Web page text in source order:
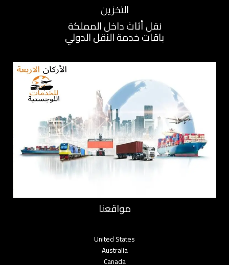
التخزين
نقل أثاث داخل المملكة
باقات خدمة النقل الدولي
مواقعنا
United States
Australia
Canada